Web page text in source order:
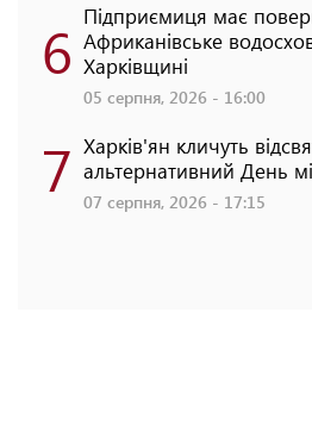
6 Підприємиця має
Африканівське
Харківщині
05 серпня, 2026 - 16:00
7 Харків'ян кличуть
альтернативний День
07 серпня, 2026 - 17:15